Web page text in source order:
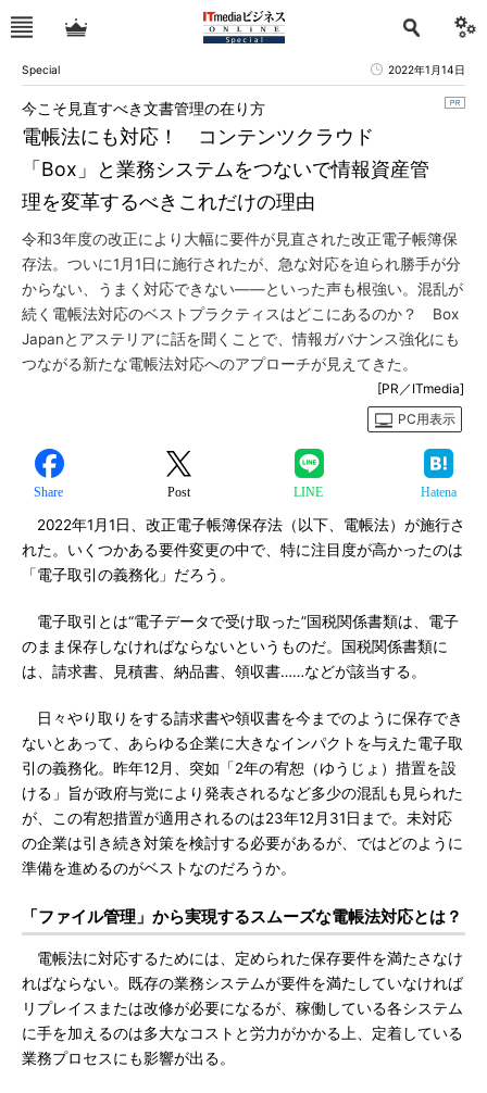
Special 2022年1月14日
電帳法にも対応！ コンテンツクラウド
「Box」と業務システムをつないで情報資産管
理を変革するべきこれだけの理由
今こそ見直すべき文書管理の在り方
令和3年度の改正により大幅に要件が見直された改正電子帳簿保
存法。ついに1月1日に施行されたが、急な対応を迫られ勝手が分
からない、うまく対応できない――といった声も根強い。混乱が
続く電帳法対応のベストプラクティスはどこにあるのか？ Box
Japanとアステリアに話を聞くことで、情報ガバナンス強化にも
つながる新たな電帳法対応へのアプローチが見えてきた。
[PR／ITmedia]
PC用表示
Share Post LINE Hatena
2022年1月1日、改正電子帳簿保存法（以下、電帳法）が施行さ
れた。いくつかある要件変更の中で、特に注目度が高かったのは
「電子取引の義務化」だろう。
電子取引とは“電子データで受け取った”国税関係書類は、電子
のまま保存しなければならないというものだ。国税関係書類に
は、請求書、見積書、納品書、領収書……などが該当する。
日々やり取りをする請求書や領収書を今までのように保存でき
ないとあって、あらゆる企業に大きなインパクトを与えた電子取
引の義務化。昨年12月、突如「2年の宥恕（ゆうじょ）措置を設
ける」旨が政府与党により発表されるなど多少の混乱も見られた
が、この宥恕措置が適用されるのは23年12月31日まで。未対応
の企業は引き続き対策を検討する必要があるが、ではどのように
準備を進めるのがベストなのだろうか。
「ファイル管理」から実現するスムーズな電帳法対応とは？
電帳法に対応するためには、定められた保存要件を満たさなけ
ればならない。既存の業務システムが要件を満たしていなければ
リプレイスまたは改修が必要になるが、稼働している各システム
に手を加えるのは多大なコストと労力がかかる上、定着している
業務プロセスにも影響が出る。